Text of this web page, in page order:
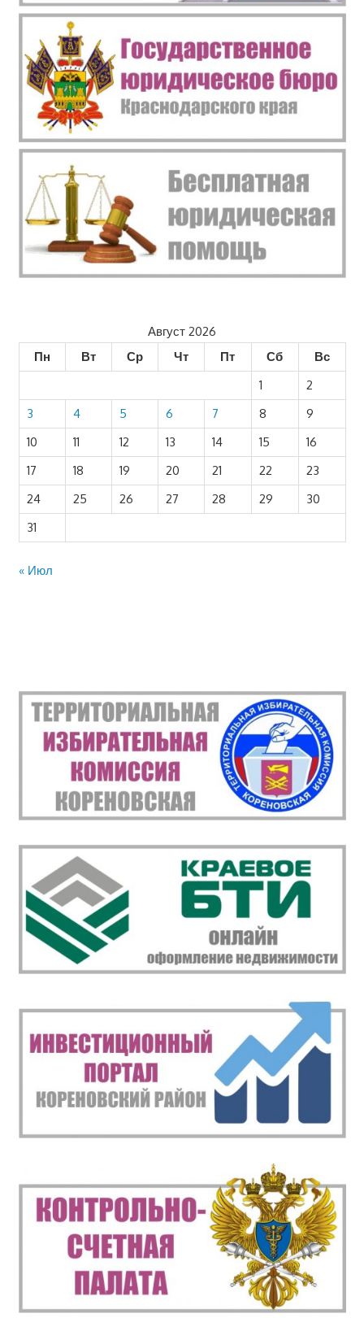
Август 2026
Пн
Вт Ср Чт Пт Сб
Вс
1
2
3
4 5 6 7 8
9
10
11 12 13 14 15
16
17
18 19 20 21 22
23
24
25 26 27 28 29
30
31
« Июл